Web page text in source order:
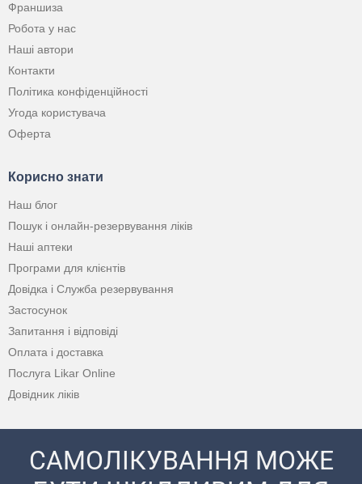
Франшиза
Робота у нас
Наші автори
Контакти
Політика конфіденційності
Угода користувача
Оферта
Корисно знати
Наш блог
Пошук і онлайн-резервування ліків
Наші аптеки
Програми для клієнтів
Довідка і Служба резервування
Застосунок
Запитання і відповіді
Оплата і доставка
Послуга Likar Online
Довідник ліків
САМОЛІКУВАННЯ МОЖЕ